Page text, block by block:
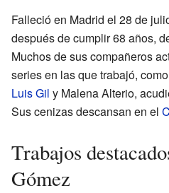
Falleció en Madrid el 28 de
después de cumplir 68 años,
Muchos de sus compañeros
series en las que trabajó,
Luis Gil y Malena Alterio,
Sus cenizas descansan en el
Trabajos
Gómez